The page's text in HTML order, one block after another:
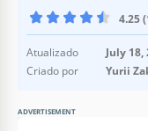
4.25
Atualizado
July 18,
Criado por
Yurii
ADVERTISEMENT